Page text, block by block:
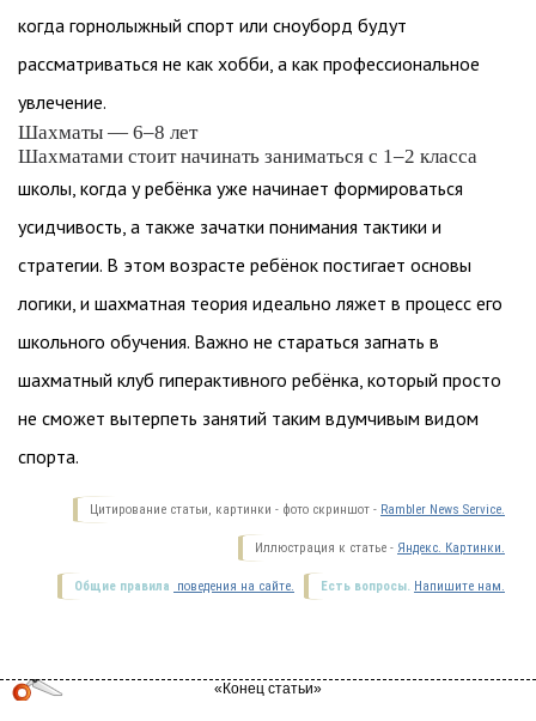
когда горнолыжный спорт или сноуборд будут
рассматриваться не как хобби, а как профессиональное
увлечение.
Шахматы — 6–8 лет
Шахматами стоит начинать заниматься с 1–2 класса
школы, когда у ребёнка уже начинает формироваться
усидчивость, а также зачатки понимания тактики и
стратегии. В этом возрасте ребёнок постигает основы
логики, и шахматная теория идеально ляжет в процесс его
школьного обучения. Важно не стараться загнать в
шахматный клуб гиперактивного ребёнка, который просто
не сможет вытерпеть занятий таким вдумчивым видом
спорта.
Цитирование статьи, картинки - фото скриншот - Rambler News Service.
Иллюстрация к статье - Яндекс. Картинки.
Есть вопросы. Напишите нам.
Общие правила поведения на сайте.